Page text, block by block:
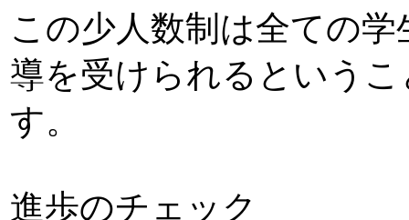
この少人数制は全ての
導を受けられるという
す。
進歩のチェック